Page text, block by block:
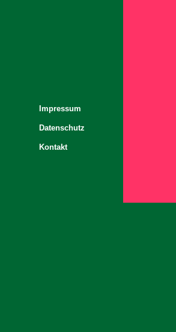
Impressum
Datenschutz
Kontakt